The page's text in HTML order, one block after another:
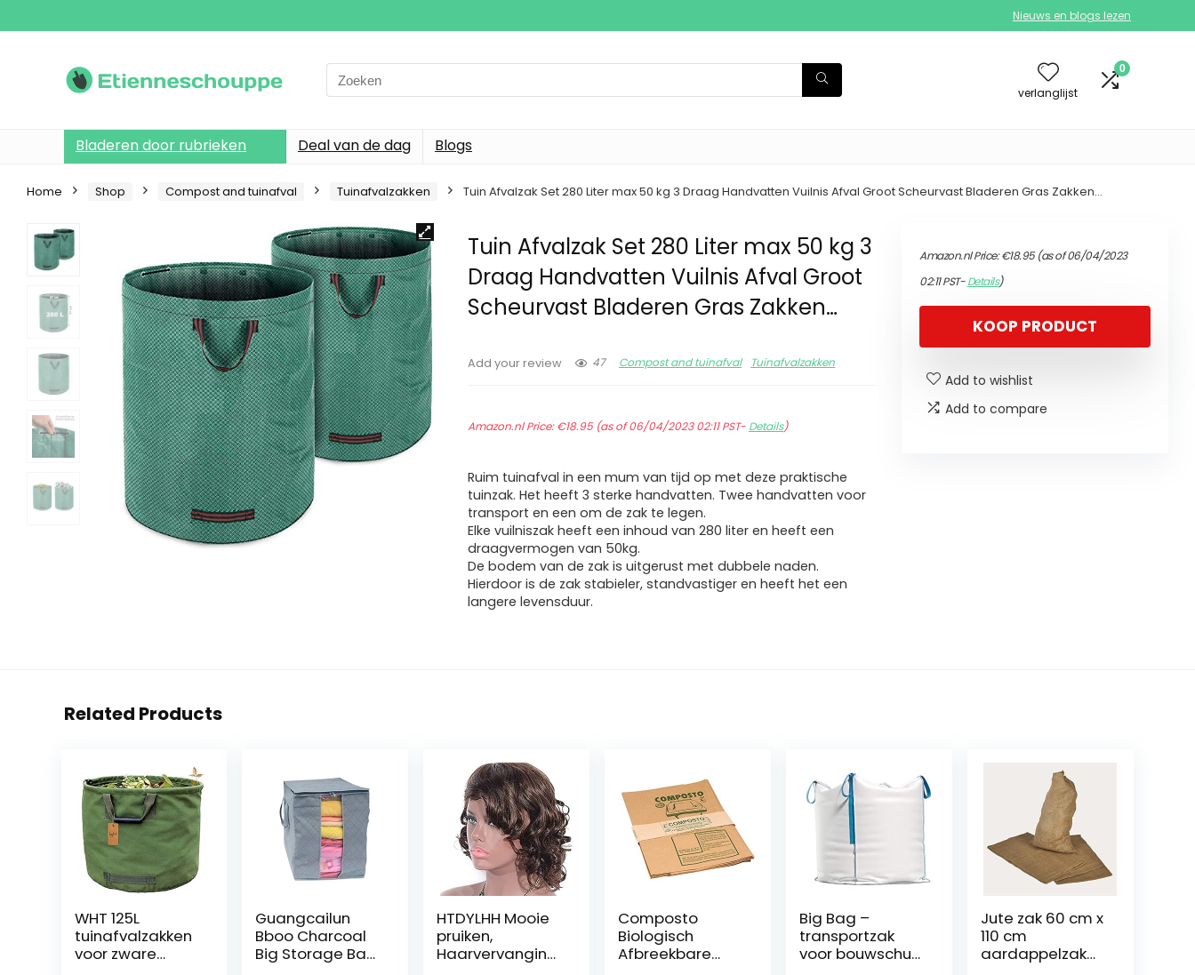
Nieuws en blogs lezen
Search
for:
verlanglijst
0
Bladeren door rubrieken Deal van de dag Blogs
Home Shop Compost and tuinafval Tuinafvalzakken Tuin Afvalzak Set 280 Liter max 50 kg 3 Draag Handvatten Vuilnis Afval Groot Scheurvast Bladeren Gras Zakken…
Tuin Afvalzak Set 280 Liter max 50 kg 3
Draag Handvatten Vuilnis Afval Groot
Scheurvast Bladeren Gras Zakken…
Add your review 47 Compost and tuinafval Tuinafvalzakken
Amazon.nl Price:€18.95(as of 06/04/2023 02:11 PST- Details)
Ruim tuinafval in een mum van tijd op met deze praktische
tuinzak. Het heeft 3 sterke handvatten. Twee handvatten voor
transport en een om de zak te legen.
Elke vuilniszak heeft een inhoud van 280 liter en heeft een
draagvermogen van 50kg.
De bodem van de zak is uitgerust met dubbele naden.
Hierdoor is de zak stabieler, standvastiger en heeft het een
langere levensduur.
Amazon.nl Price:€18.95(as of 06/04/2023
02:11 PST-Details)
KOOP PRODUCT
Add to wishlist
Add to compare
Related Products
WHT 125L
tuinafvalzakken
voor zware
Guangcailun
Bboo Charcoal
Big Storage Bag
HTDYLHH Mooie
pruiken,
Haarvervanging
Composto
Biologisch
Afbreekbare
Big Bag –
transportzak
voor bouwschut,
Jute zak 60 cm x
110 cm
aardappelzak